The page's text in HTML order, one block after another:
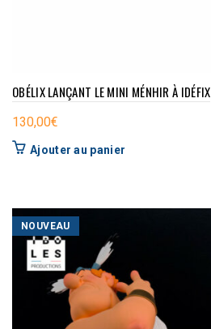
OBÉLIX LANÇANT LE MINI MÉNHIR À IDÉFIX
130,00€
Ajouter au panier
NOUVEAU